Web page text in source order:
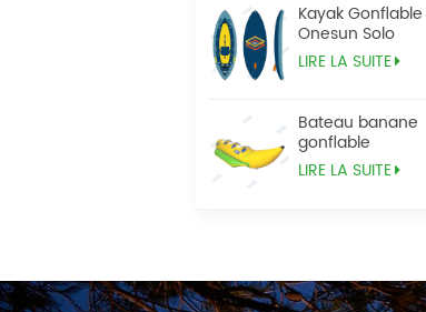
Kayak Gonflable
Onesun Solo
LIRE LA SUITE
Bateau banane
gonflable
LIRE LA SUITE